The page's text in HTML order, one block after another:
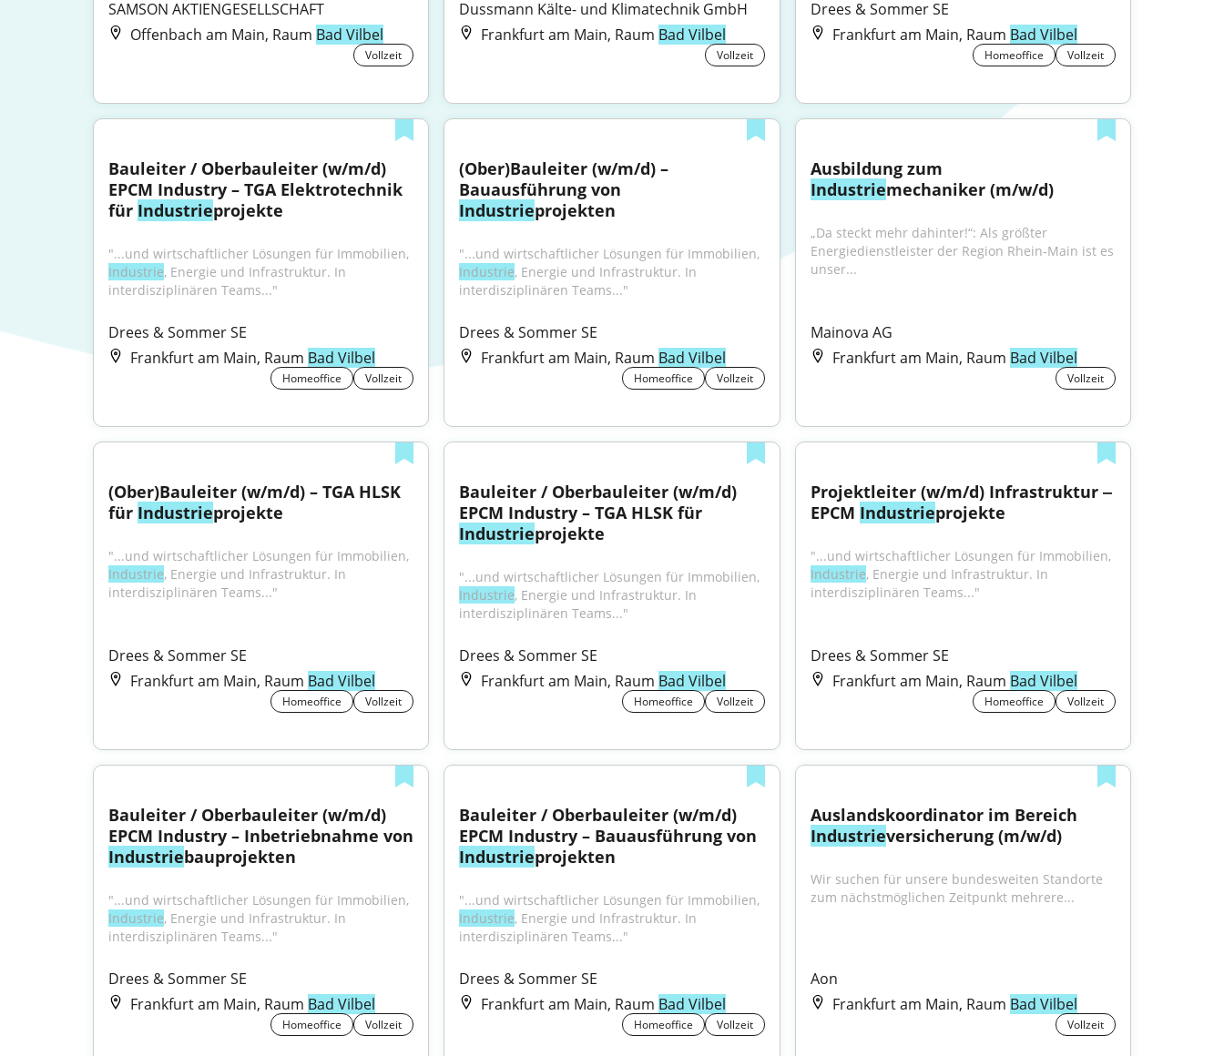
SAMSON AKTIENGESELLSCHAFT
Offenbach am Main, Raum Bad Vilbel
Vollzeit
Dussmann Kälte- und Klimatechnik GmbH
Frankfurt am Main, Raum Bad Vilbel
Vollzeit
Drees & Sommer SE
Frankfurt am Main, Raum Bad Vilbel
Homeoffice Vollzeit
Bauleiter / Oberbauleiter (w/m/d)
EPCM Industry – TGA Elektrotechnik
für Industrieprojekte
Industrie, Energie und Infrastruktur. In
interdisziplinären Teams..."
Drees & Sommer SE
Frankfurt am Main, Raum Bad Vilbel
Homeoffice Vollzeit
(Ober)Bauleiter (w/m/d) –
Industrieprojekten
Industrie, Energie und Infrastruktur. In
interdisziplinären Teams..."
Drees & Sommer SE
Frankfurt am Main, Raum Bad Vilbel
Homeoffice Vollzeit
Industriemechaniker (m/w/d)
„Da steckt mehr dahinter!“: Als größter
Energiedienstleister der Region Rhein-Main ist es
unser...
Mainova AG
Frankfurt am Main, Raum Bad Vilbel
Vollzeit
(Ober)Bauleiter (w/m/d) – TGA HLSK
für Industrieprojekte
Industrie, Energie und Infrastruktur. In
interdisziplinären Teams..."
Drees & Sommer SE
Frankfurt am Main, Raum Bad Vilbel
Homeoffice Vollzeit
Bauleiter / Oberbauleiter (w/m/d)
Industrieprojekte
Industrie, Energie und Infrastruktur. In
interdisziplinären Teams..."
Drees & Sommer SE
Frankfurt am Main, Raum Bad Vilbel
Homeoffice Vollzeit
Projektleiter (w/m/d) Infrastruktur ‒
EPCM Industrieprojekte
"...und wirtschaftlicher Lösungen für Immobilien,
Industrie, Energie und Infrastruktur. In
interdisziplinären Teams..."
Drees & Sommer SE
Frankfurt am Main, Raum Bad Vilbel
Homeoffice Vollzeit
Bauleiter / Oberbauleiter (w/m/d)
Industriebauprojekten
Industrie, Energie und Infrastruktur. In
interdisziplinären Teams..."
Drees & Sommer SE
Frankfurt am Main, Raum Bad Vilbel
Homeoffice Vollzeit
Bauleiter / Oberbauleiter (w/m/d)
Industrieprojekten
Industrie, Energie und Infrastruktur. In
interdisziplinären Teams..."
Drees & Sommer SE
Frankfurt am Main, Raum Bad Vilbel
Homeoffice Vollzeit
Industrieversicherung (m/w/d)
Wir suchen für unsere bundesweiten Standorte
zum nächstmöglichen Zeitpunkt mehrere...
Aon
Frankfurt am Main, Raum Bad Vilbel
Vollzeit